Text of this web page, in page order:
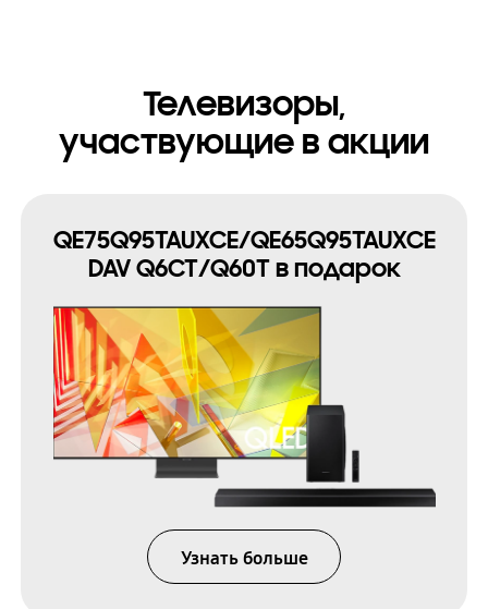
Телевизоры,
участвующие в акции
QE75Q95TAUXCE/QE65Q95TAUXCE
DAV Q6CT/Q60T в подарок
Узнать больше